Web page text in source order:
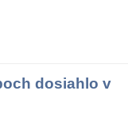
dosiahlo v